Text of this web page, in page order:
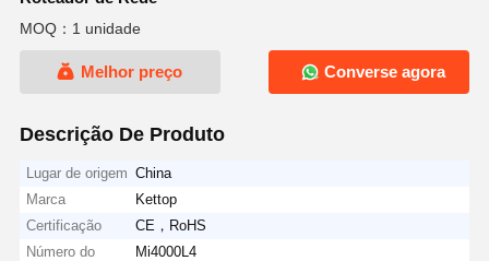
MOQ：1 unidade
Melhor preço Converse agora
Descrição De Produto
Lugar de origem China
Marca
Kettop
Certificação
CE，RoHS
Número do
Mi4000L4